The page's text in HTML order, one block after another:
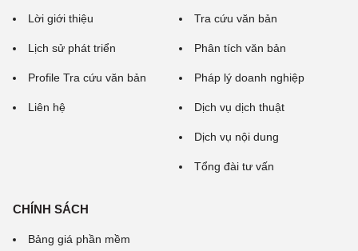
Lời giới thiệu
Lịch sử phát triển
Profile Tra cứu văn bản
Liên hệ
Tra cứu văn bản
Phân tích văn bản
Pháp lý doanh nghiệp
Dịch vụ dịch thuật
Dịch vụ nội dung
Tổng đài tư vấn
CHÍNH SÁCH
Bảng giá phần mềm